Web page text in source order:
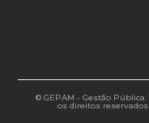
© GEPAM - Gestão Pública.
os direitos reservados.